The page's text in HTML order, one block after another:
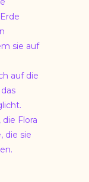
sie auf
auf die
Flora
die sie